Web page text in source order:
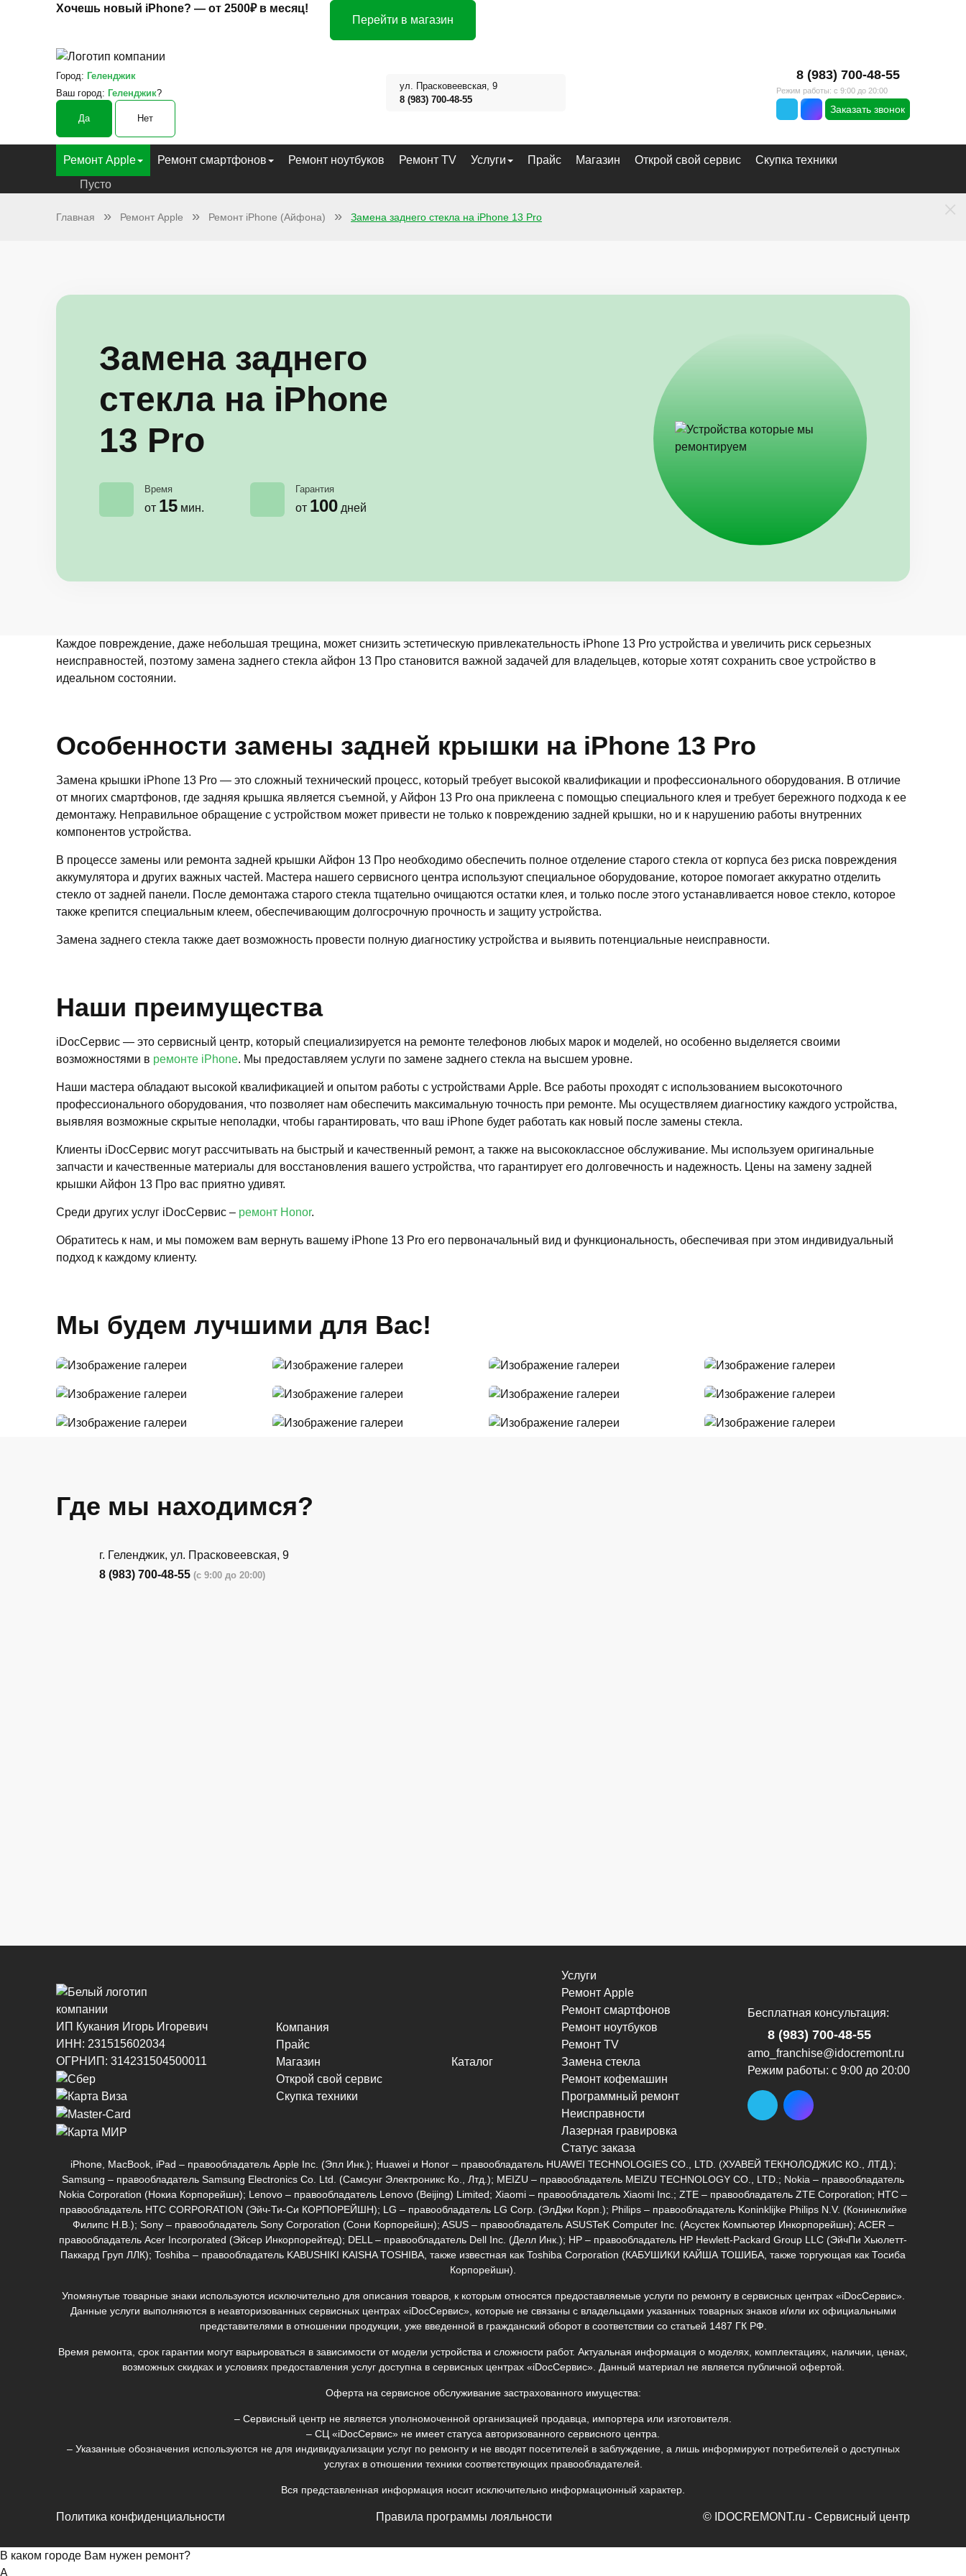
Хочешь новый iPhone? — от 2500₽ в месяц!
Перейти в магазин
Город: Геленджик
Ваш город: Геленджик?
Да Нет
ул. Прасковеевская, 9
8 (983) 700-48-55
8 (983) 700-48-55
Режим работы: с 9:00 до 20:00
Заказать звонок
Ремонт Apple Ремонт смартфонов Ремонт ноутбуков Ремонт TV Услуги Прайс Магазин Открой свой сервис
Скупка техники
Пусто
Главная Ремонт Apple Ремонт iPhone (Айфона) Замена заднего стекла на iPhone 13 Pro
Замена заднего
стекла на iPhone
13 Pro
Время
от 15 мин.
Гарантия
от 100 дней
Каждое повреждение, даже небольшая трещина, может снизить эстетическую привлекательность iPhone 13 Pro устройства и увеличить риск серьезных
неисправностей, поэтому замена заднего стекла айфон 13 Про становится важной задачей для владельцев, которые хотят сохранить свое устройство в
идеальном состоянии.
Особенности замены задней крышки на iPhone 13 Pro
Замена крышки iPhone 13 Pro — это сложный технический процесс, который требует высокой квалификации и профессионального оборудования. В отличие
от многих смартфонов, где задняя крышка является съемной, у Айфон 13 Pro она приклеена с помощью специального клея и требует бережного подхода к ее
демонтажу. Неправильное обращение с устройством может привести не только к повреждению задней крышки, но и к нарушению работы внутренних
компонентов устройства.
В процессе замены или ремонта задней крышки Айфон 13 Про необходимо обеспечить полное отделение старого стекла от корпуса без риска повреждения
аккумулятора и других важных частей. Мастера нашего сервисного центра используют специальное оборудование, которое помогает аккуратно отделить
стекло от задней панели. После демонтажа старого стекла тщательно очищаются остатки клея, и только после этого устанавливается новое стекло, которое
также крепится специальным клеем, обеспечивающим долгосрочную прочность и защиту устройства.
Замена заднего стекла также дает возможность провести полную диагностику устройства и выявить потенциальные неисправности.
Наши преимущества
iDocСервис — это сервисный центр, который специализируется на ремонте телефонов любых марок и моделей, но особенно выделяется своими
возможностями в ремонте iPhone. Мы предоставляем услуги по замене заднего стекла на высшем уровне.
Наши мастера обладают высокой квалификацией и опытом работы с устройствами Apple. Все работы проходят с использованием высокоточного
профессионального оборудования, что позволяет нам обеспечить максимальную точность при ремонте. Мы осуществляем диагностику каждого устройства,
выявляя возможные скрытые неполадки, чтобы гарантировать, что ваш iPhone будет работать как новый после замены стекла.
Клиенты iDocСервис могут рассчитывать на быстрый и качественный ремонт, а также на высококлассное обслуживание. Мы используем оригинальные
запчасти и качественные материалы для восстановления вашего устройства, что гарантирует его долговечность и надежность. Цены на замену задней
крышки Айфон 13 Про вас приятно удивят.
Среди других услуг iDocСервис – ремонт Honor.
Обратитесь к нам, и мы поможем вам вернуть вашему iPhone 13 Pro его первоначальный вид и функциональность, обеспечивая при этом индивидуальный
подход к каждому клиенту.
Мы будем лучшими для Вас!
Где мы находимся?
г. Геленджик, ул. Прасковеевская, 9
8 (983) 700-48-55 (с 9:00 до 20:00)
ИП Кукания Игорь Игоревич
ИНН: 231515602034
ОГРНИП: 314231504500011
Компания
Прайс
Магазин
Открой свой сервис
Скупка техники
Каталог
Услуги
Ремонт Apple
Ремонт смартфонов
Ремонт ноутбуков
Ремонт TV
Замена стекла
Ремонт кофемашин
Программный ремонт
Неисправности
Лазерная гравировка
Статус заказа
Бесплатная консультация:
8 (983) 700-48-55
amo_franchise@idocremont.ru
Режим работы: с 9:00 до 20:00
iPhone, MacBook, iPad – правообладатель Apple Inc. (Эпл Инк.); Huawei и Honor – правообладатель HUAWEI TECHNOLOGIES CO., LTD. (ХУАВЕЙ ТЕКНОЛОДЖИС КО., ЛТД.);
Samsung – правообладатель Samsung Electronics Co. Ltd. (Самсунг Электроникс Ко., Лтд.); MEIZU – правообладатель MEIZU TECHNOLOGY CO., LTD.; Nokia – правообладатель
Nokia Corporation (Нокиа Корпорейшн); Lenovo – правообладатель Lenovo (Beijing) Limited; Xiaomi – правообладатель Xiaomi Inc.; ZTE – правообладатель ZTE Corporation; HTC –
правообладатель HTC CORPORATION (Эйч-Ти-Си КОРПОРЕЙШН); LG – правообладатель LG Corp. (ЭлДжи Корп.); Philips – правообладатель Koninklijke Philips N.V. (Конинклийке
Филипс Н.В.); Sony – правообладатель Sony Corporation (Сони Корпорейшн); ASUS – правообладатель ASUSTeK Computer Inc. (Асустек Компьютер Инкорпорейшн); ACER –
правообладатель Acer Incorporated (Эйсер Инкорпорейтед); DELL – правообладатель Dell Inc. (Делл Инк.); HP – правообладатель HP Hewlett-Packard Group LLC (ЭйчПи Хьюлетт-
Паккард Груп ЛЛК); Toshiba – правообладатель KABUSHIKI KAISHA TOSHIBA, также известная как Toshiba Corporation (КАБУШИКИ КАЙША ТОШИБА, также торгующая как Тосиба
Корпорейшн).
Упомянутые товарные знаки используются исключительно для описания товаров, к которым относятся предоставляемые услуги по ремонту в сервисных центрах «iDocСервис».
Данные услуги выполняются в неавторизованных сервисных центрах «iDocСервис», которые не связаны с владельцами указанных товарных знаков и/или их официальными
представителями в отношении продукции, уже введенной в гражданский оборот в соответствии со статьей 1487 ГК РФ.
Время ремонта, срок гарантии могут варьироваться в зависимости от модели устройства и сложности работ. Актуальная информация о моделях, комплектациях, наличии, ценах,
возможных скидках и условиях предоставления услуг доступна в сервисных центрах «iDocСервис». Данный материал не является публичной офертой.
Оферта на сервисное обслуживание застрахованного имущества:
– Сервисный центр не является уполномоченной организацией продавца, импортера или изготовителя.
– СЦ «iDocСервис» не имеет статуса авторизованного сервисного центра.
– Указанные обозначения используются не для индивидуализации услуг по ремонту и не вводят посетителей в заблуждение, а лишь информируют потребителей о доступных
услугах в отношении техники соответствующих правообладателей.
Вся представленная информация носит исключительно информационный характер.
Политика конфиденциальности Правила программы лояльности © IDOCREMONT.ru - Сервисный центр
×
В каком городе Вам нужен ремонт?
А